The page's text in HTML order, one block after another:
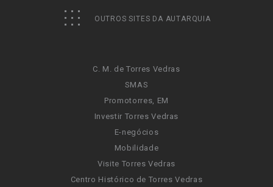
OUTROS SITES DA AUTARQUIA
C. M. de Torres Vedras
SMAS
Promotorres, EM
Investir Torres Vedras
E-negócios
Mobilidade
Visite Torres Vedras
Centro Histórico de Torres Vedras